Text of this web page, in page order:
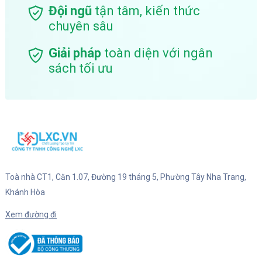
Đội ngũ tận tâm, kiến thức
chuyên sâu
Giải pháp toàn diện với ngân
sách tối ưu
Toà nhà CT1, Căn 1.07, Đường 19 tháng 5, Phường Tây Nha Trang,
Khánh Hòa
Xem đường đi